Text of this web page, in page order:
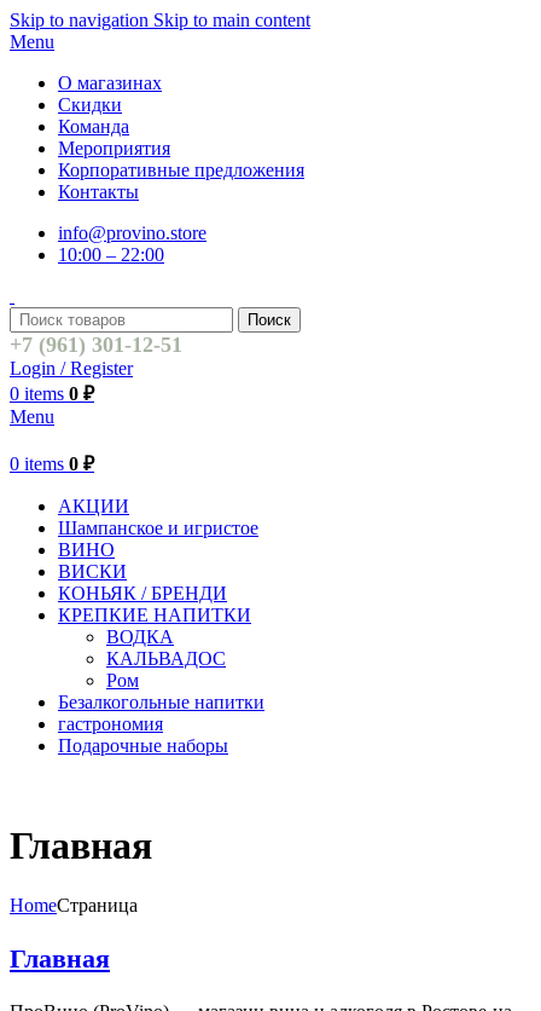
Skip to navigation Skip to main content
Menu
О магазинах
Скидки
Команда
Мероприятия
Корпоративные предложения
Контакты
info@provino.store
10:00 – 22:00
Поиск
+7 (961) 301-12-51
Login / Register
0 items 0 ₽
Menu
0 items 0 ₽
АКЦИИ
Шампанское и игристое
ВИНО
ВИСКИ
КОНЬЯК / БРЕНДИ
КРЕПКИЕ НАПИТКИ
ВОДКА
КАЛЬВАДОС
Ром
Безалкогольные напитки
гастрономия
Подарочные наборы
Главная
HomeСтраница
Главная